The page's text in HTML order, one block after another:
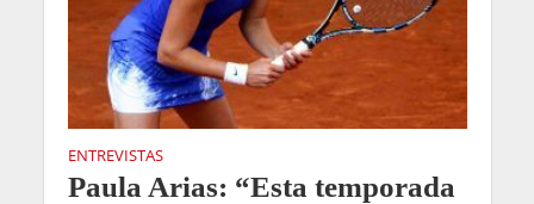
ENTREVISTAS
Paula Arias: “Esta temporada